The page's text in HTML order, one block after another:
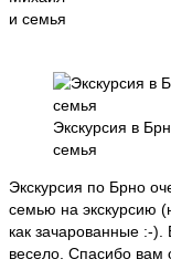
Экскурсия в
семья
Экскурсия по Брно
семью на экскурсию
как зачарованные :-).
весело. Спасибо вам